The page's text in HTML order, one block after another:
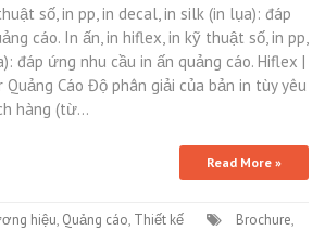
số, in pp, in decal, in silk (in lụa): đáp
cáo. In ấn, in hiflex, in kỹ thuật số, in pp,
đáp ứng nhu cầu in ấn quảng cáo. Hiflex |
Cáo Độ phân giải của bản in tùy yêu
hàng (từ…
Read More »
hiệu, Quảng cáo, Thiết kế Brochure,